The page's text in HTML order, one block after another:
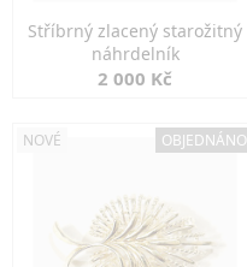
Stříbrný zlacený starožitný
náhrdelník
2 000 Kč
NOVÉ OBJEDNÁNO